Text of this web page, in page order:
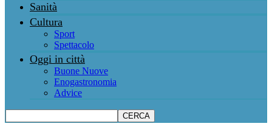
Sanità
Cultura
Sport
Spettacolo
Oggi in città
Buone Nuove
Enogastronomia
Advice